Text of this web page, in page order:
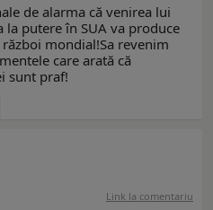
de alarma că venirea lui
la putere în SUA va produce
mondial!Sa revenim
care arată că
sunt praf!
Link la comentariu